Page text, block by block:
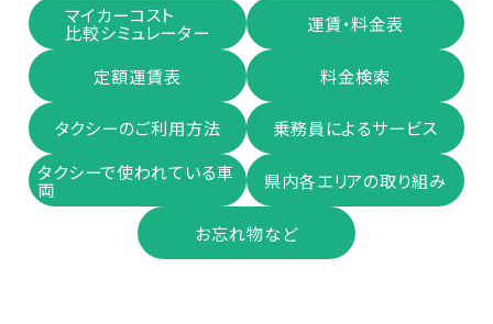
マイカーコスト
比較シミュレーター 運賃・料⾦表
定額運賃表 料金検索
タクシーのご利用方法
乗務員によるサービス
タクシーで使われている車
両 県内各エリアの取り組み
お忘れ物など